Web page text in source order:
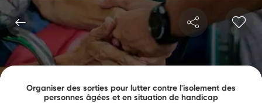
Organiser des sorties pour lutter contre l'isolement des
personnes âgées et en situation de handicap